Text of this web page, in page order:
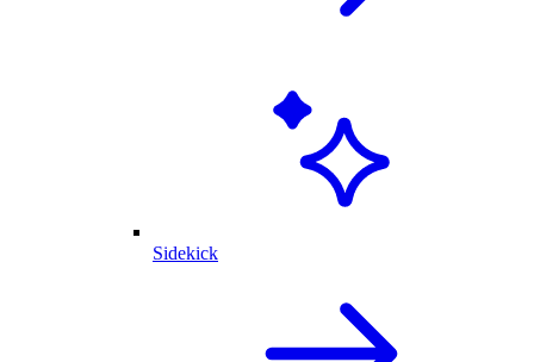
Sidekick